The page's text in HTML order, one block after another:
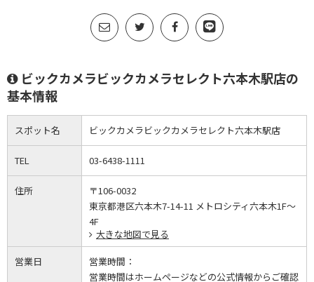
ビックカメラビックカメラセレクト六本木駅店の
基本情報
スポット名 ビックカメラビックカメラセレクト六本木駅店
TEL 03-6438-1111
住所
〒106-0032
東京都港区六本木7-14-11 メトロシティ六本木1F～
4F
大きな地図で見る
営業日
営業時間：
営業時間はホームページなどの公式情報からご確認